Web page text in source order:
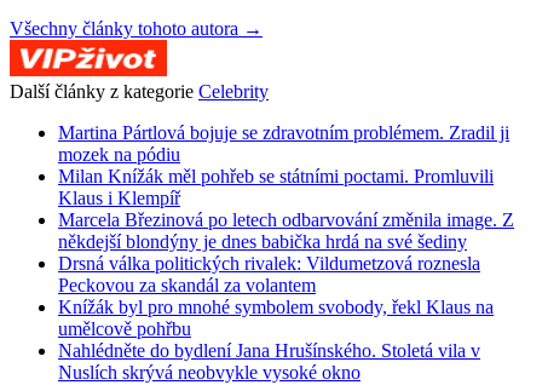
Všechny články tohoto autora →
Další články z kategorie Celebrity
Martina Pártlová bojuje se zdravotním problémem. Zradil ji
mozek na pódiu
Milan Knížák měl pohřeb se státními poctami. Promluvili
Klaus i Klempíř
Marcela Březinová po letech odbarvování změnila image. Z
někdejší blondýny je dnes babička hrdá na své šediny
Drsná válka politických rivalek: Vildumetzová roznesla
Peckovou za skandál za volantem
Knížák byl pro mnohé symbolem svobody, řekl Klaus na
umělcově pohřbu
Nahlédněte do bydlení Jana Hrušínského. Stoletá vila v
Nuslích skrývá neobvykle vysoké okno